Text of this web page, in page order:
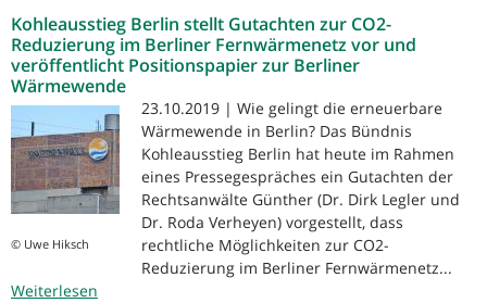
Kohleausstieg Berlin stellt Gutachten zur CO2-
Reduzierung im Berliner Fernwärmenetz vor und
veröffentlicht Positionspapier zur Berliner
Wärmewende
© Uwe Hiksch
23.10.2019 | Wie gelingt die erneuerbare
Wärmewende in Berlin? Das Bündnis
Kohleausstieg Berlin hat heute im Rahmen
eines Pressegespräches ein Gutachten der
Rechtsanwälte Günther (Dr. Dirk Legler und
Dr. Roda Verheyen) vorgestellt, dass
rechtliche Möglichkeiten zur CO2-
Reduzierung im Berliner Fernwärmenetz...
Weiterlesen